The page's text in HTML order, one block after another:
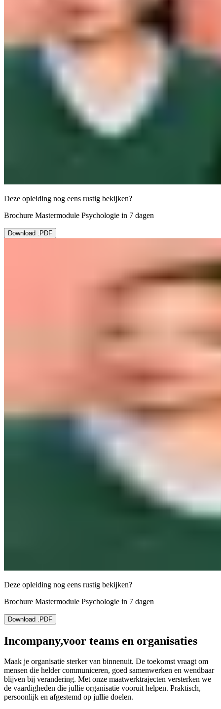
Deze opleiding nog eens rustig bekijken?
Brochure Mastermodule Psychologie in 7 dagen
Download .PDF
Deze opleiding nog eens rustig bekijken?
Brochure Mastermodule Psychologie in 7 dagen
Download .PDF
Incompany,voor teams en organisaties
Maak je organisatie sterker van binnenuit. De toekomst vraagt om
mensen die helder communiceren, goed samenwerken en wendbaar
blijven bij verandering. Met onze maatwerktrajecten versterken we
de vaardigheden die jullie organisatie vooruit helpen. Praktisch,
persoonlijk en afgestemd op jullie doelen.